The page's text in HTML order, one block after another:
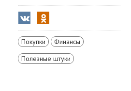
Покупки
Финансы
Полезные штуки